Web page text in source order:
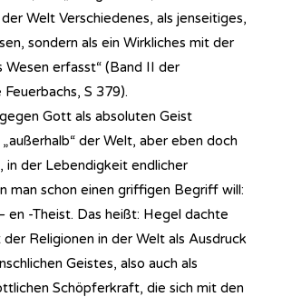
Welt Verschiedenes, als jenseitiges,
sondern als ein Wirkliches mit der
Wesen erfasst“ (Band II der
S 379).
Gott als absoluten Geist
der Welt, aber eben doch
in der Lebendigkeit endlicher
man schon einen griffigen Begriff will:
en -Theist. Das heißt: Hegel dachte
Religionen in der Welt als Ausdruck
Geistes, also auch als
Schöpferkraft, die sich mit den